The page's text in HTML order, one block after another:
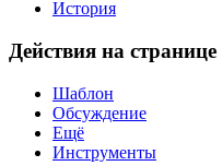
История
Действия на странице
Шаблон
Обсуждение
Ещё
Инструменты